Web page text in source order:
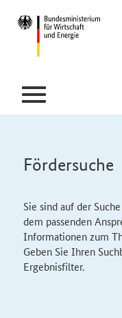
Fördersuche
Sie sind auf der
dem passenden
Informationen zum
Geben Sie Ihren
Ergebnisfilter.